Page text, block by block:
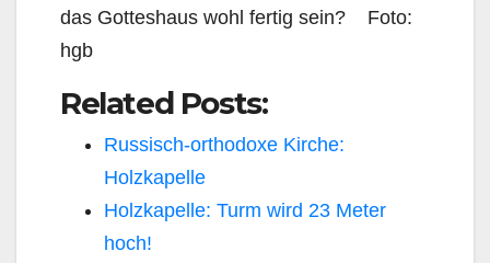
das Gotteshaus wohl fertig sein? Foto:
hgb
Related Posts:
Russisch-orthodoxe Kirche:
Holzkapelle
Holzkapelle: Turm wird 23 Meter
hoch!